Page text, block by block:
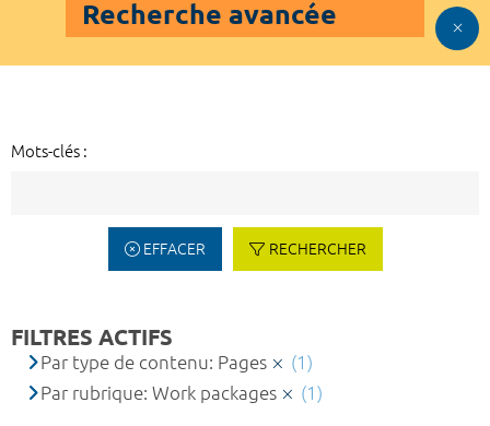
Recherche avancée
Mots-clés :
EFFACER RECHERCHER
FILTRES ACTIFS
Par type de contenu: Pages
(1)
Par rubrique: Work packages
(1)